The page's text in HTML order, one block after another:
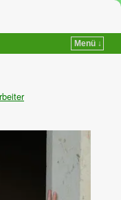
Menü ↓